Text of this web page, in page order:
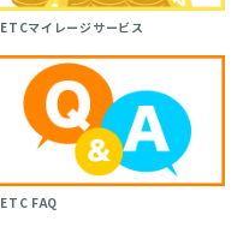
ETCマイレージサービス
ETC FAQ